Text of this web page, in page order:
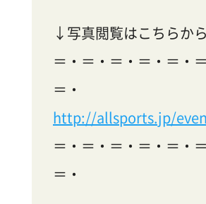
↓写真閲覧はこちらか
＝・＝・＝・＝・＝・
＝・
http://allsports.jp/
＝・＝・＝・＝・＝・
＝・